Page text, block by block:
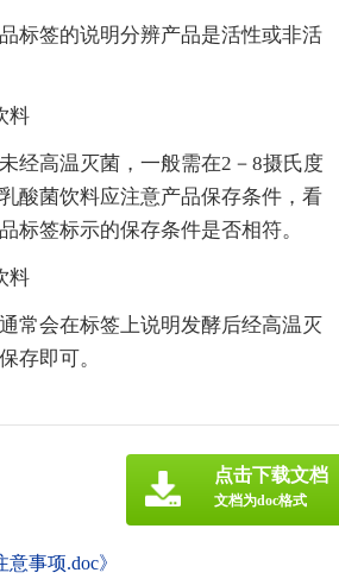
标签的说明分辨产品是活性或非活
料
经高温灭菌，一般需在2－8摄氏度
酸菌饮料应注意产品保存条件，看
标签标示的保存条件是否相符。
料
常会在标签上说明发酵后经高温灭
存即可。
事项.doc》
点击下载文档
文档为doc格式